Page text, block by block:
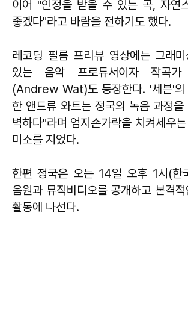
이어 "인정을 받을 수 있는 곡, 자연
좋겠다"라고 바람을 전하기도 했다.
레코딩 필름 프리뷰 영상에는 그래
있는 음악 프로듀서이자 작곡
(Andrew Wat)도 등장한다. '세븐'의
한 앤드류 와트는 정국의 녹음 과정
벽하다"라며 엄지손가락을 치켜세우
미소를 지었다.
한편 정국은 오는 14일 오후 1시(한
음원과 뮤직비디오를 공개하고 본격
활동에 나선다.